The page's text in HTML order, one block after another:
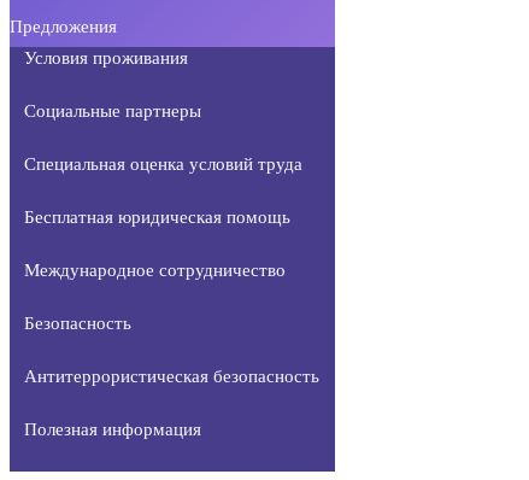
Предложения
Условия проживания
Социальные партнеры
Специальная оценка условий труда
Бесплатная юридическая помощь
Международное сотрудничество
Безопасность
Антитеррористическая безопасность
Полезная информация